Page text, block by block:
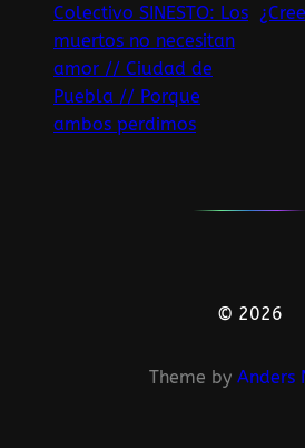
Colectivo SINESTO: Los
muertos no necesitan
amor // Ciudad de
Puebla // Porque
ambos perdimos
© 2026
Theme by Anders